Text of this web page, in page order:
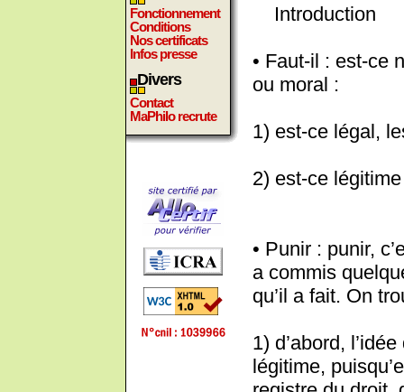
Fonctionnement
Conditions
Nos certificats
Infos presse
Divers
Contact
MaPhilo recrute
Introduction
• Faut-il : est-ce
ou moral :
1) est-ce légal,
2) est-ce
• Punir : punir,
a commis
qu’il a fait. On
1) d’abord,
légitime,